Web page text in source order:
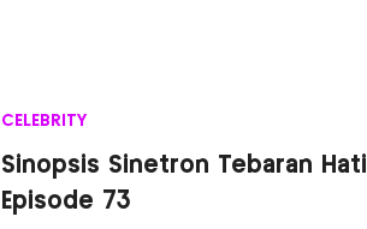
CELEBRITY
Sinopsis Sinetron Tebaran Hati
Episode 73